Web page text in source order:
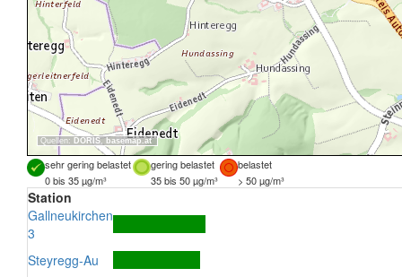
Quellen: DORIS, basemap.at
sehr gering belastet gering belastet
belastet
0 bis 35 µg/m³
35 bis 50 µg/m³ > 50 µg/m³
Station
Gallneukirchen
3
Steyregg-Au